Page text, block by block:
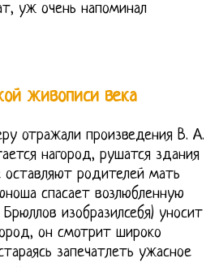
уж очень напоминал
живописи века
отражали произведения В. А.
нагород, рушатся здания
родителей мать
спасает возлюбленную
изобразилсебя) уносит
он смотрит широко
запечатлеть ужасное